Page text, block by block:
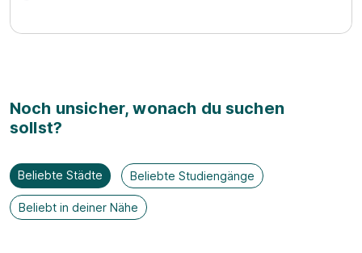
Noch unsicher, wonach du suchen
sollst?
Beliebte Städte Beliebte Studiengänge
Beliebt in deiner Nähe